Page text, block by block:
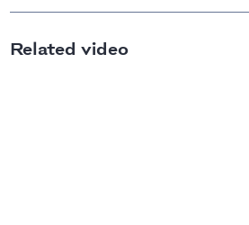
Related video